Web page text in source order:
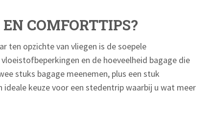
COMFORTTIPS?
ten opzichte van vliegen is de soepele
en de hoeveelheid bagage die
stuks bagage meenemen, plus een stuk
keuze voor een stedentrip waarbij u wat meer